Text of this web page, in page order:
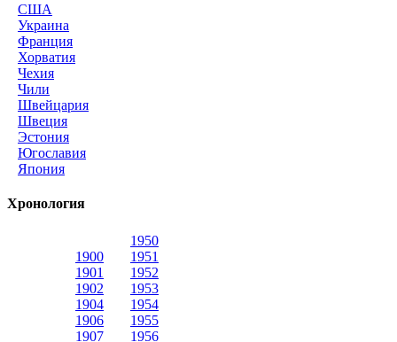
США
Украина
Франция
Хорватия
Чехия
Чили
Швейцария
Швеция
Эстония
Югославия
Япония
Хронология
1900
1901
1902
1904
1906
1907
1950
1951
1952
1953
1954
1955
1956